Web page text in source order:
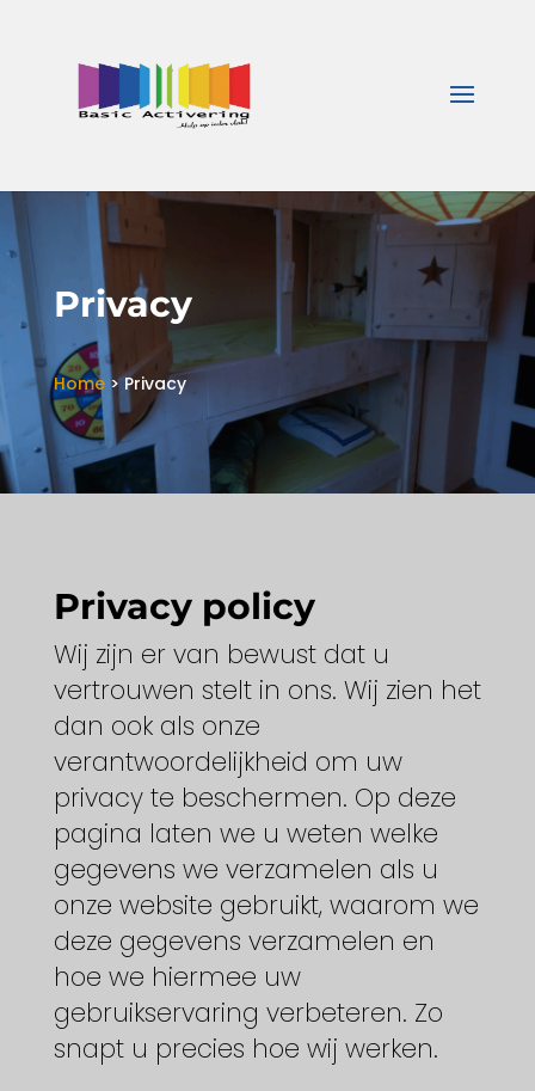
Privacy
Home>Privacy
Privacy policy
Wij zijn er van bewust dat u
vertrouwen stelt in ons. Wij zien het
dan ook als onze
verantwoordelijkheid om uw
privacy te beschermen. Op deze
pagina laten we u weten welke
gegevens we verzamelen als u
onze website gebruikt, waarom we
deze gegevens verzamelen en
hoe we hiermee uw
gebruikservaring verbeteren. Zo
snapt u precies hoe wij werken.